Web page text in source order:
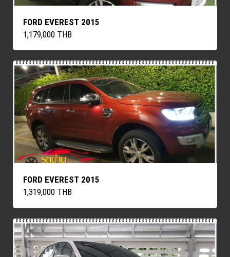
FORD EVEREST 2015
1,179,000 THB
FORD EVEREST 2015
1,319,000 THB